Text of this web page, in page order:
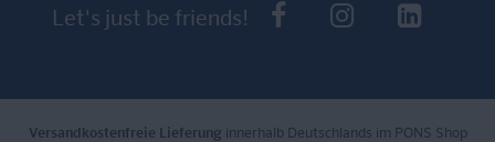
Let's just be friends! PONS beiPONS bei
Versandkostenfreie Lieferung innerhalb Deutschlands im PONS Shop